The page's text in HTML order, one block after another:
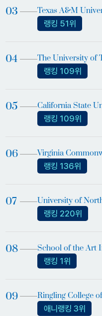
Texas A&M
랭킹 51위
The University of
랭킹 109위
California State
랭킹 109위
Virginia
랭킹 136위
University of
랭킹 220위
School of the Art
랭킹 1위
Ringling College
애니랭킹 3위